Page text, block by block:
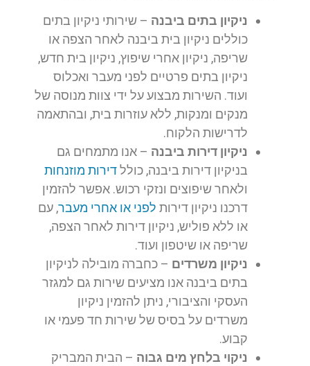
ניקיון בתים ביבנה – שירותי ניקיון בתים
כוללים ניקיון בית ביבנה לאחר הצפה או
שריפה, ניקיון אחרי שיפוץ, ניקיון בית חדש,
ניקיון בתים פרטיים לפני מעבר ואכלוס
ועוד. השירות מבצוע על ידי צוות מנוסה של
מנקים ומנקות, ללא עוזרות בית, ובהתאמה
לדרישות הלקוח.
ניקיון דירות ביבנה – אנו מתמחים גם
בניקיון דירות ביבנה, כוללדירות מוזנחות
ולאחר שיפוצים ונזקי רכוש. אפשר להזמין
דרכנו ניקיון דירות לפני או אחרי מעבר, עם
או ללא פוליש, ניקיון דירות לאחר הצפה,
שריפה או שיטפון ועוד.
ניקיון משרדים – כחברה מובילה לניקיון
בתים ביבנה אנו מציעים שירות גם למגזר
העסקי והציבורי, ניתן להזמין ניקיון
משרדים על בסיס של שירות חד פעמי או
קבוע.
ניקוי בלחץ מים גבוה – הבית המבריק